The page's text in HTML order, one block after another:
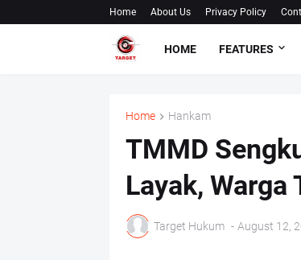
Home About Us Privacy Policy
HOME FEATURES
Home Hankam
TMMD
Layak, Warga
Target Hukum - August 12,